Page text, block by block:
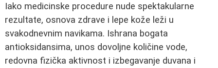
Iako medicinske procedure nude spektakularne
rezultate, osnova zdrave i lepe kože leži u
svakodnevnim navikama. Ishrana bogata
antioksidansima, unos dovoljne količine vode,
redovna fizička aktivnost i izbegavanje duvana i